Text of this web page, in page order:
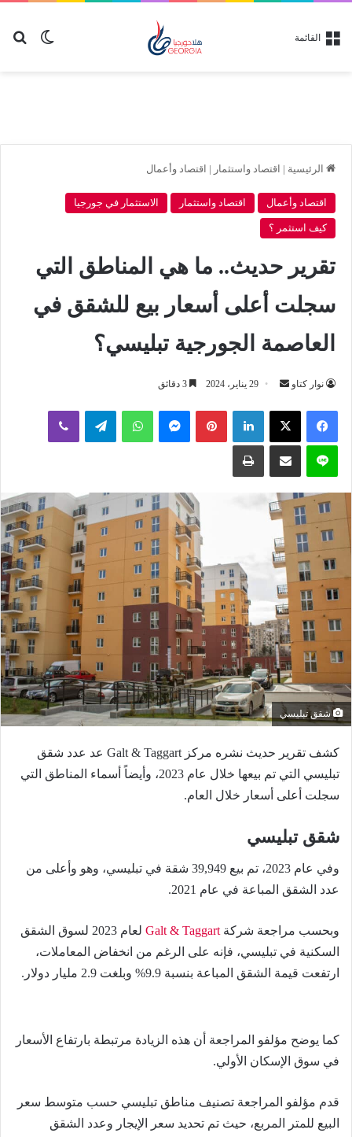
الوضع القائمة
الرئيسية | اقتصاد واستثمار | اقتصاد وأعمال
اقتصاد وأعمال اقتصاد واستثمار الاستثمار في جورجيا
كيف استثمر ؟
تقرير حديث.. ما هي المناطق التي
سجلت أعلى أسعار بيع للشقق في
العاصمة الجورجية تبليسي؟
نوار كتاو
أرسل
إلكترونيا
29 يناير، 2024
لينكدإن بينتيريستماسنجر واتساب تيلقرام ڤايبر
لاين مشاركة عبر البريد طباعة
شقق تبليسي
كشف تقرير حديث نشره مركز Galt & Taggart عد عدد شقق
تبليسي التي تم بيعها خلال عام 2023، وأيضاً أسماء المناطق التي
سجلت أعلى أسعار خلال العام.
شقق تبليسي
وفي عام 2023، تم بيع 39,949 شقة في تبليسي، وهو وأعلى من
عدد الشقق المباعة في عام 2021.
وبحسب مراجعة شركة Galt & Taggart
لعام 2023 لسوق الشقق
السكنية في تبليسي، فإنه على الرغم من انخفاض المعاملات،
ارتفعت قيمة الشقق المباعة بنسبة 9.9% وبلغت 2.9 مليار دولار.
كما يوضح مؤلفو المراجعة أن هذه الزيادة مرتبطة بارتفاع الأسعار
في سوق الإسكان الأولي.
قدم مؤلفو المراجعة تصنيف مناطق تبليسي حسب متوسط ​​سعر
البيع للمتر المربع، حيث تم تحديد سعر الإيجار وعدد الشقق